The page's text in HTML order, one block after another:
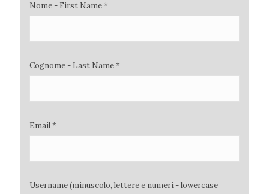
Nome - First Name *
Cognome - Last Name *
Email *
Username (minuscolo, lettere e numeri - lowercase